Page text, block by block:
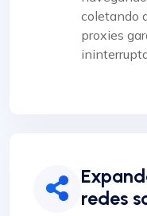
coletando
proxies
redes